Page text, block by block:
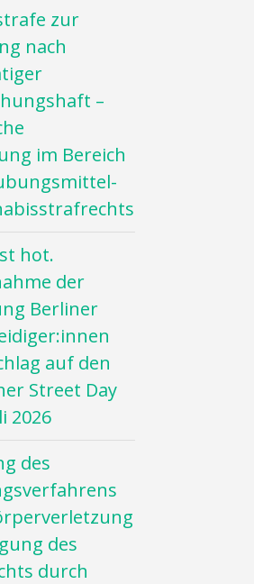
zur
nach
–
im Bereich
hot.
der
Berliner
auf den
Street Day
2026
des
des
durch